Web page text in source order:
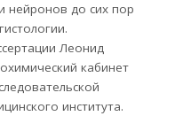
нейронов до сих пор
Леонид
кабинет
института.